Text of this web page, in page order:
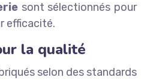
sont sélectionnés pour
efficacité.
la qualité
selon des standards